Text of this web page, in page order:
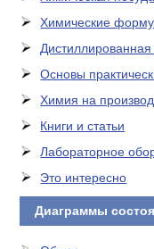
Химические
Дистиллированная
Основы
Химия на
Книги и статьи
Лабораторное
Это интересно
Диаграммы